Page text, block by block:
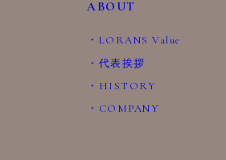
ABOUT
LORANS Value
代表挨拶
HISTORY
COMPANY